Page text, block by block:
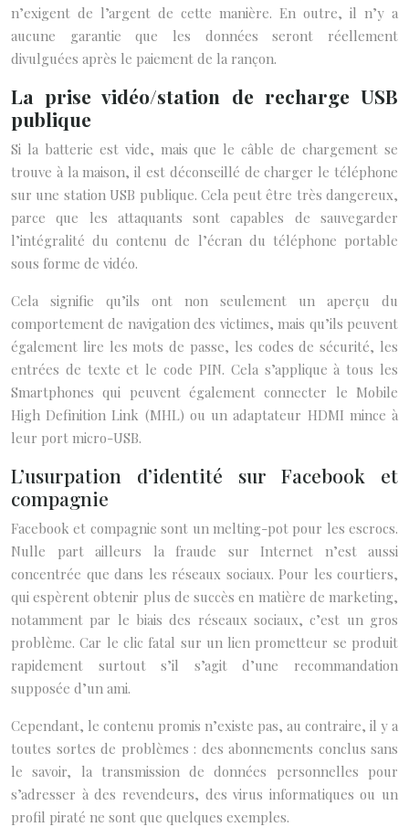
n’exigent de l’argent de cette manière. En outre, il n’y a
aucune garantie que les données seront réellement
divulguées après le paiement de la rançon.
La prise vidéo/station de recharge USB
publique
Si la batterie est vide, mais que le câble de chargement se
trouve à la maison, il est déconseillé de charger le téléphone
sur une station USB publique. Cela peut être très dangereux,
parce que les attaquants sont capables de sauvegarder
l’intégralité du contenu de l’écran du téléphone portable
sous forme de vidéo.
Cela signifie qu’ils ont non seulement un aperçu du
comportement de navigation des victimes, mais qu’ils peuvent
également lire les mots de passe, les codes de sécurité, les
entrées de texte et le code PIN. Cela s’applique à tous les
Smartphones qui peuvent également connecter le Mobile
High Definition Link (MHL) ou un adaptateur HDMI mince à
leur port micro-USB.
L’usurpation d’identité sur Facebook et
compagnie
Facebook et compagnie sont un melting-pot pour les escrocs.
Nulle part ailleurs la fraude sur Internet n’est aussi
concentrée que dans les réseaux sociaux. Pour les courtiers,
qui espèrent obtenir plus de succès en matière de marketing,
notamment par le biais des réseaux sociaux, c’est un gros
problème. Car le clic fatal sur un lien prometteur se produit
rapidement surtout s’il s’agit d’une recommandation
supposée d’un ami.
Cependant, le contenu promis n’existe pas, au contraire, il y a
toutes sortes de problèmes : des abonnements conclus sans
le savoir, la transmission de données personnelles pour
s’adresser à des revendeurs, des virus informatiques ou un
profil piraté ne sont que quelques exemples.